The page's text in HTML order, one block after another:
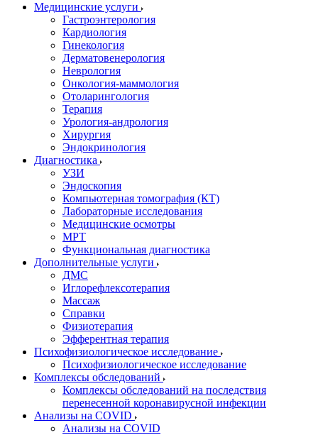
Медицинские услуги
Гастроэнтерология
Кардиология
Гинекология
Дерматовенерология
Неврология
Онкология-маммология
Отоларингология
Терапия
Урология-андрология
Хирургия
Эндокринология
Диагностика
УЗИ
Эндоскопия
Компьютерная томография (КТ)
Лабораторные исследования
Медицинские осмотры
МРТ
Функциональная диагностика
Дополнительные услуги
ДМС
Иглорефлексотерапия
Массаж
Справки
Физиотерапия
Эфферентная терапия
Психофизиологическое исследование
Психофизиологическое исследование
Комплексы обследований
Комплексы обследований на последствия
перенесенной коронавирусной инфекции
Анализы на COVID
Анализы на COVID